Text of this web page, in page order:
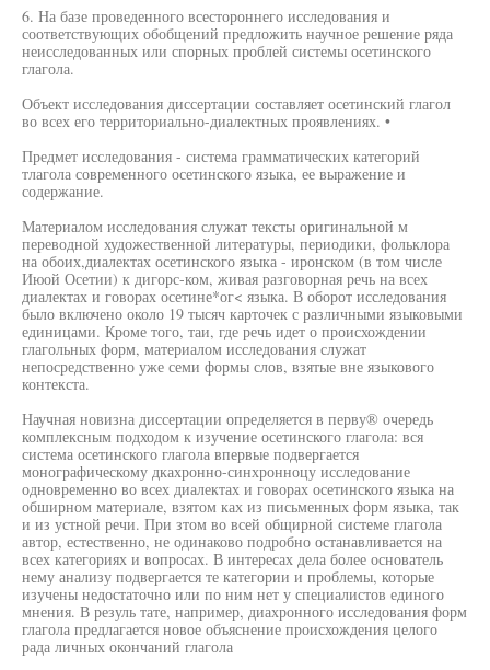
6. На базе проведенного всестороннего исследования и
соответствующих обобщений предложить научное решение ряда
неисследованных или спорных проблей системы осетинского
глагола.
Объект исследования диссертации составляет осетинский глагол
во всех его территориально-диалектных проявлениях. •
Предмет исследования - система грамматических категорий
тлагола современного осетинского языка, ее выражение и
содержание.
Материалом исследования служат тексты оригинальной м
переводной художественной литературы, периодики, фольклора
на обоих,диалектах осетинского языка - иронском (в том числе
Июой Осетии) к дигорс-ком, живая разговорная речь на всех
диалектах и говорах осетине*ог< языка. В оборот исследования
было включено около 19 тысяч карточек с различными языковыми
единицами. Кроме того, таи, где речь идет о происхождении
глагольных форм, материалом исследования служат
непосредственно уже семи формы слов, взятые вне языкового
контекста.
Научная новизна диссертации определяется в перву® очередь
комплексным подходом к изучение осетинского глагола: вся
система осетинского глагола впервые подвергается
монографическому дкахронно-синхронноцу исследование
одновременно во всех диалектах и говорах осетинского языка на
обширном материале, взятом ках из письменных форм языка, так
и из устной речи. При зтом во всей общирной системе глагола
автор, естественно, не одинаково подробно останавливается на
всех категориях и вопросах. В интересах дела более основатель
нему анализу подвергается те категории и проблемы, которые
изучены недостаточно или по ним нет у специалистов единого
мнения. В резуль тате, например, диахронного исследования форм
глагола предлагается новое объяснение происхождения целого
рада личных окончаний глагола